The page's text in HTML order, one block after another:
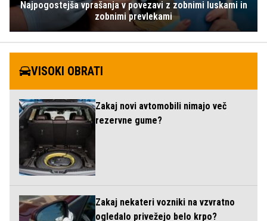
Najpogostejša vprašanja v povezavi z zobnimi luskami in
zobnimi prevlekami
VISOKI OBRATI
Zakaj novi avtomobili nimajo več
rezervne gume?
Zakaj nekateri vozniki na vzvratno
ogledalo privežejo belo krpo?